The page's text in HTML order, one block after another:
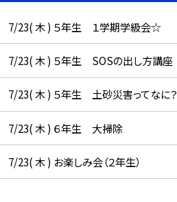
7/23( 木 ) ５年生 １学期学級会☆
7/23( 木 ) ５年生 SOSの出し方講座
7/23( 木 ) ５年生 土砂災害ってなに？
7/23( 木 ) ６年生 大掃除
7/23( 木 ) お楽しみ会（２年生）